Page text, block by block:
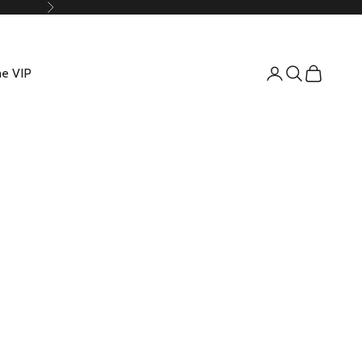
Suivant
VIP Connexion
Recherche
Panier